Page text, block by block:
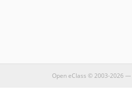
Open eClass © 2003-2026 —